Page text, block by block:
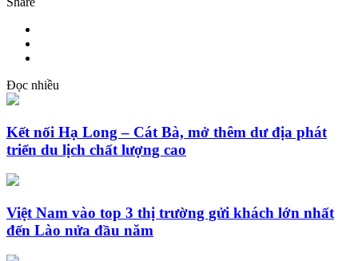
Đọc nhiều
Kết nối Hạ Long – Cát Bà, mở thêm dư địa phát
triển du lịch chất lượng cao
Việt Nam vào top 3 thị trường gửi khách lớn nhất
đến Lào nửa đầu năm